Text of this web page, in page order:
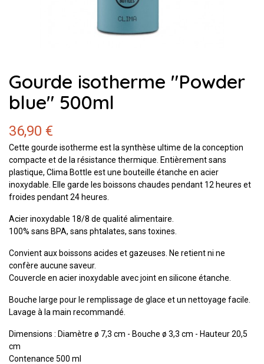
Gourde isotherme "Powder
blue" 500ml
36,90 €
Cette gourde isotherme est la synthèse ultime de la conception
compacte et de la résistance thermique. Entièrement sans
plastique, Clima Bottle est une bouteille étanche en acier
inoxydable. Elle garde les boissons chaudes pendant 12 heures et
froides pendant 24 heures.
Acier inoxydable 18/8 de qualité alimentaire.
100% sans BPA, sans phtalates, sans toxines.
Convient aux boissons acides et gazeuses. Ne retient ni ne
confère aucune saveur.
Couvercle en acier inoxydable avec joint en silicone étanche.
Bouche large pour le remplissage de glace et un nettoyage facile.
Lavage à la main recommandé.
Dimensions : Diamètre ø 7,3 cm - Bouche ø 3,3 cm - Hauteur 20,5
cm
Contenance 500 ml